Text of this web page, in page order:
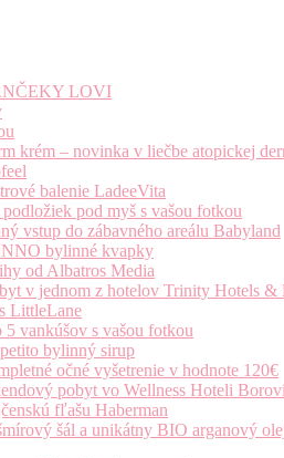
LOVI
krém – novinka v liečbe atopickej
balenie LadeeVita
pod myš s vašou fotkou
vstup do zábavného areálu Babyland
bylinné kvapky
od Albatros Media
v jednom z hotelov Trinity Hotels &
LittleLane
vankúšov s vašou fotkou
bylinný sirup
očné vyšetrenie v hodnote 120€
pobyt vo Wellness Hoteli
fľašu Haberman
šál a unikátny BIO arganový